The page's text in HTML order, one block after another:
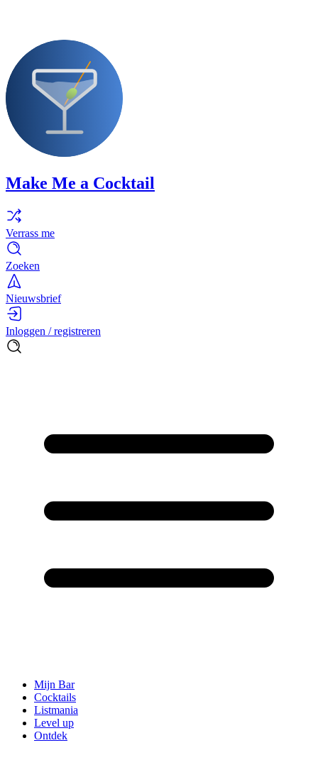
Make Me a Cocktail
Verrass me
Zoeken
Nieuwsbrief
Inloggen / registreren
Mijn Bar
Cocktails
Listmania
Level up
Ontdek